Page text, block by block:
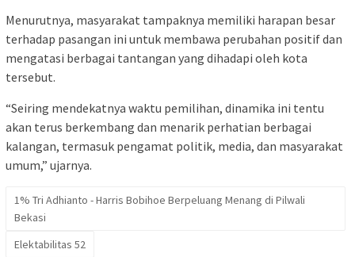
Menurutnya, masyarakat tampaknya memiliki harapan besar
terhadap pasangan ini untuk membawa perubahan positif dan
mengatasi berbagai tantangan yang dihadapi oleh kota
tersebut.
“Seiring mendekatnya waktu pemilihan, dinamika ini tentu
akan terus berkembang dan menarik perhatian berbagai
kalangan, termasuk pengamat politik, media, dan masyarakat
umum,” ujarnya.
1% Tri Adhianto - Harris Bobihoe Berpeluang Menang di Pilwali
Bekasi
Elektabilitas 52